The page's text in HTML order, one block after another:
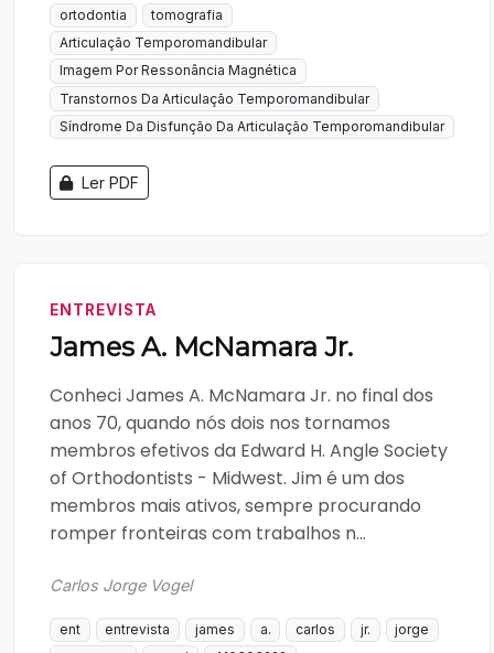
ortodontia
tomografia
Articulação Temporomandibular
Imagem Por Ressonância Magnética
Transtornos Da Articulação Temporomandibular
Síndrome Da Disfunção Da Articulação Temporomandibular
Ler PDF
ENTREVISTA
James A. McNamara Jr.
Conheci James A. McNamara Jr. no final dos
anos 70, quando nós dois nos tornamos
membros efetivos da Edward H. Angle Society
of Orthodontists - Midwest. Jim é um dos
membros mais ativos, sempre procurando
romper fronteiras com trabalhos n...
Carlos Jorge Vogel
ent entrevista james a. carlos jr.
jorge